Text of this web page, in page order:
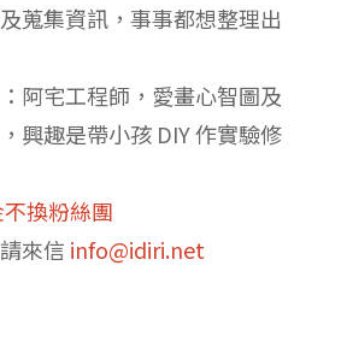
蒐集資訊，事事都想整理出
阿宅工程師，愛畫心智圖及
興趣是帶小孩 DIY 作實驗修
換粉絲團
來信 info@idiri.net